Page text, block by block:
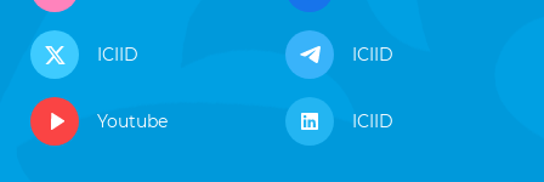
ICIID ICIID
Youtube ICIID